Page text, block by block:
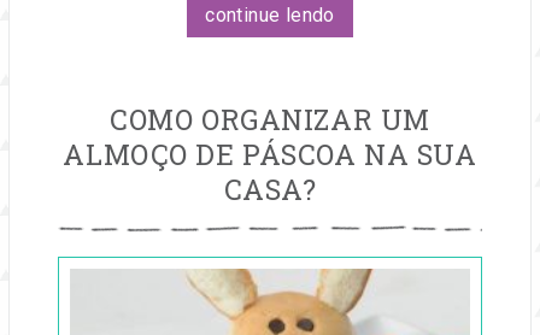
continue lendo
COMO ORGANIZAR UM
ALMOÇO DE PÁSCOA NA SUA
CASA?
Publicado
em